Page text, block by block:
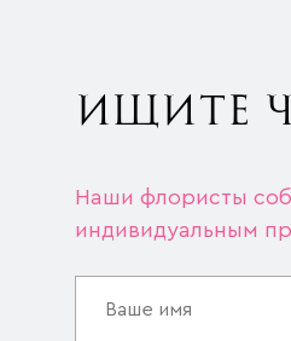
ИЩИТЕ
Наши флористы
индивидуальным